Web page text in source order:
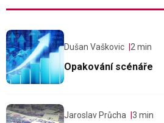
Dušan Vaškovic 2 min
Opakování scénáře
Jaroslav Průcha 3 min